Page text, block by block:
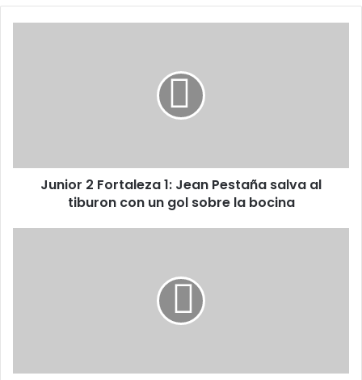
tiburon
Junior 2 Fortaleza 1: Jean Pestaña salva al
tiburon con un gol sobre la bocina
acto